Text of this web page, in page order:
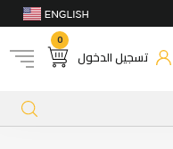
تسجيل الدخول
0